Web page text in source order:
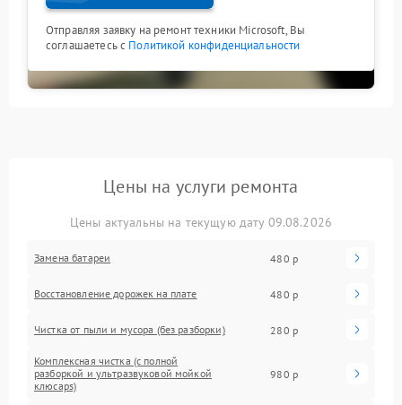
Отправляя заявку на ремонт техники Microsoft, Вы
соглашаетесь с Политикой конфиденциальности
Цены на услуги ремонта
Цены актуальны на текущую дату 09.08.2026
Замена батареи 480 р
Восстановление дорожек на плате 480 р
Чистка от пыли и мусора (без разборки) 280 р
Комплексная чистка (с полной
разборкой и ультразвуковой мойкой
клюcaps)
980 р